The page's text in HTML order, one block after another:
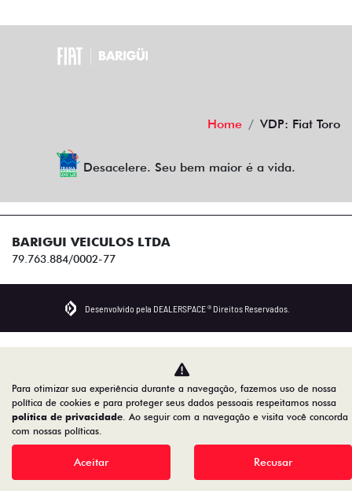
Home VDP: Fiat Toro
Desacelere. Seu bem maior é a vida.
BARIGUI VEICULOS LTDA
79.763.884/0002-77
Desenvolvido pela DEALERSPACE ® Direitos Reservados.
Para otimizar sua experiência durante a navegação, fazemos uso de nossa
política de cookies e para proteger seus dados pessoais respeitamos nossa
política de privacidade. Ao seguir com a navegação e visita você concorda
com nossas políticas.
Aceitar Recusar